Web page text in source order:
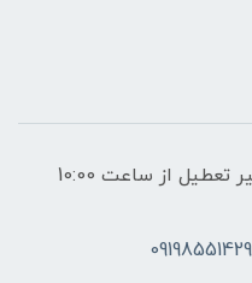
ساعات پاسخگویی: فقط روزهای غیر تعطیل از ساعت 10:00